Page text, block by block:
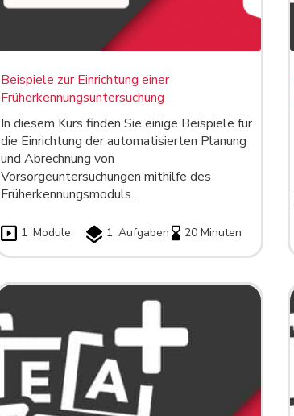
Beispiele zur Einrichtung einer
Früherkennungsuntersuchung
In diesem Kurs finden Sie einige Beispiele für
die Einrichtung der automatisierten Planung
und Abrechnung von
Vorsorgeuntersuchungen mithilfe des
Früherkennungsmoduls…
1 Module 1 Aufgaben 20 Minuten